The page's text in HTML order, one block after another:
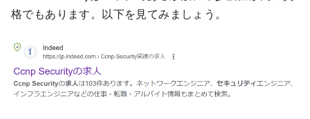
格でもあります。以下を見てみましょう。